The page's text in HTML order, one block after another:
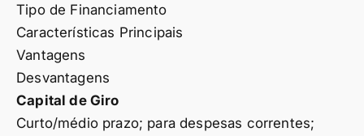
Tipo de Financiamento
Características Principais
Vantagens
Desvantagens
Capital de Giro
Curto/médio prazo; para despesas correntes;